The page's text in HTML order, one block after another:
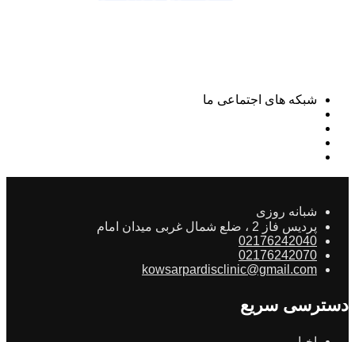
شبکه های اجتماعی ما
شبانه روزی
پردیس فاز 2 ، ضلع شمال غربی میدان امام
02176242040
02176242070
kowsarpardisclinic@gmail.com
دسترسی سریع